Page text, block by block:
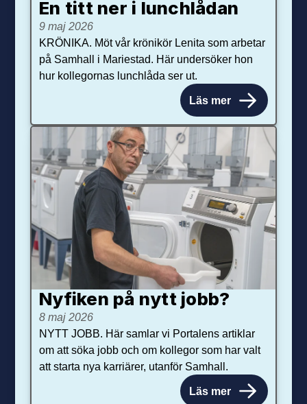
En titt ner i lunchlådan
9 maj 2026
KRÖNIKA. Möt vår krönikör Lenita som arbetar
på Samhall i Mariestad. Här undersöker hon
hur kollegornas lunchlåda ser ut.
Läs mer
Nyfiken på nytt jobb?
8 maj 2026
NYTT JOBB. Här samlar vi Portalens artiklar
om att söka jobb och om kollegor som har valt
att starta nya karriärer, utanför Samhall.
Läs mer